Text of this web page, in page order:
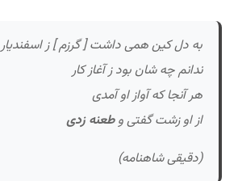
به دل کین همی داشت [ گرزم ] ز اسفندیار
ندانم چه شان بود ز آغاز کار
هر آنجا که آواز او آمدی
از او زشت گفتی وطعنه زدی
(دقیقی شاهنامه)